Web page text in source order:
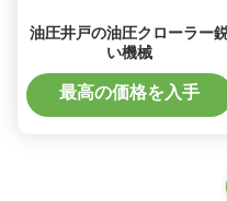
油圧井戸の油圧クローラー
い機械
最高の価格を入手